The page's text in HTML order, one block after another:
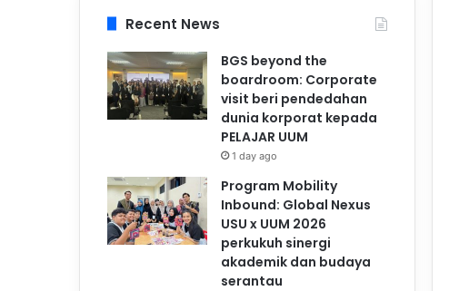
Recent News
BGS beyond the
boardroom: Corporate
visit beri pendedahan
dunia korporat kepada
PELAJAR UUM
1 day ago
Program Mobility
Inbound: Global Nexus
USU x UUM 2026
perkukuh sinergi
akademik dan budaya
serantau